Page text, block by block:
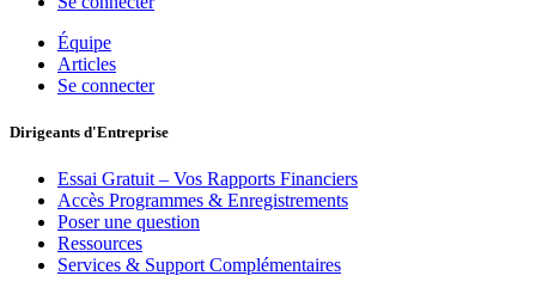
Équipe
Articles
Se connecter
Dirigeants d'Entreprise
Essai Gratuit – Vos Rapports Financiers
Accès Programmes & Enregistrements
Poser une question
Ressources
Services & Support Complémentaires